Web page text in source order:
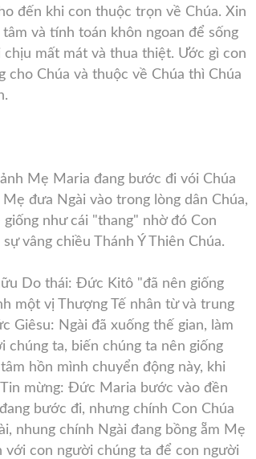
đến khi con thuộc trọn về Chúa. Xin
và tính toán khôn ngoan để sống
mất mát và thua thiệt. Ước gì con
Chúa và thuộc về Chúa thì Chúa
Mẹ Maria đang bước đi vói Chúa
đưa Ngài vào trong lòng dân Chúa,
như cái "thang" nhờ đó Con
vâng chiều Thánh Ý Thiên Chúa.
Do thái: Đức Kitô "đã nên giống
một vị Thượng Tế nhân từ và trung
Giêsu: Ngài đã xuống thế gian, làm
chúng ta, biến chúng ta nên giống
hồn mình chuyển động này, khi
mừng: Đức Maria bước vào đền
bước đi, nhưng chính Con Chúa
nhung chính Ngài đang bồng ẵm Mẹ
con người chúng ta để con người